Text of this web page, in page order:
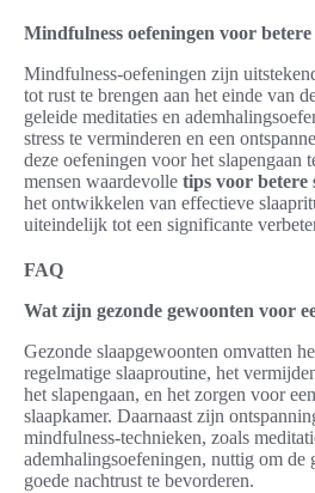
Mindfulness oefeningen voor betere
Mindfulness-oefeningen zijn
tot rust te brengen aan het einde van
geleide meditaties en
stress te verminderen en een
deze oefeningen voor het slapengaan
mensen waardevolle tips voor betere
het ontwikkelen van effectieve
uiteindelijk tot een significante
FAQ
Wat zijn gezonde gewoonten voor
Gezonde slaapgewoonten omvatten
regelmatige slaaproutine, het
het slapengaan, en het zorgen voor
slaapkamer. Daarnaast zijn
mindfulness-technieken, zoals
ademhalingsoefeningen, nuttig om de
goede nachtrust te bevorderen.